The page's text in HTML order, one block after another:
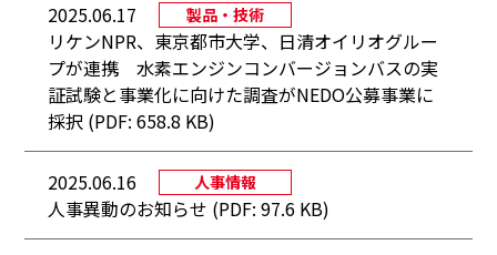
2025.06.17 製品・技術
リケンNPR、東京都市大学、日清オイリオグルー
プが連携 水素エンジンコンバージョンバスの実
証試験と事業化に向けた調査がNEDO公募事業に
採択 (PDF: 658.8 KB)
2025.06.16 人事情報
人事異動のお知らせ (PDF: 97.6 KB)